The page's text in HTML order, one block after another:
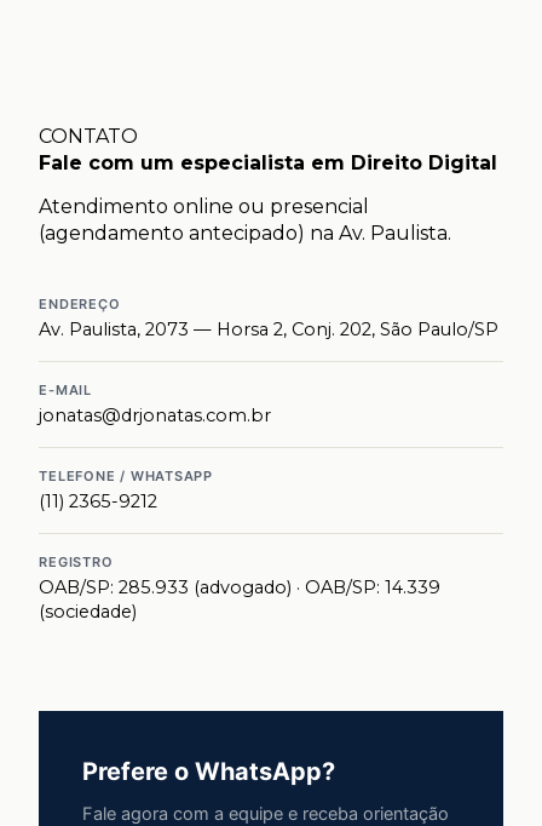
CONTATO
Fale com um especialista em Direito Digital
Atendimento online ou presencial
(agendamento antecipado) na Av. Paulista.
ENDEREÇO
Av. Paulista, 2073 — Horsa 2, Conj. 202, São Paulo/SP
E-MAIL
jonatas@drjonatas.com.br
TELEFONE / WHATSAPP
(11) 2365-9212
REGISTRO
OAB/SP: 285.933 (advogado) · OAB/SP: 14.339
(sociedade)
Prefere o WhatsApp?
Fale agora com a equipe e receba orientação